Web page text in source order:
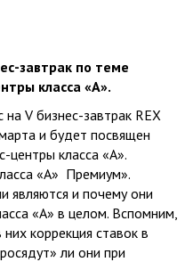
завтрак по теме
класса «А».
V бизнес-завтрак REX
и будет посвящен
центры класса «А».
«А» Премиум».
являются и почему они
«А» в целом. Вспомним,
коррекция ставок в
ли они при